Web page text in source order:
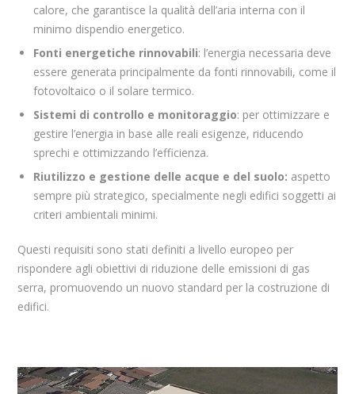
calore, che garantisce la qualità dell’aria interna con il
minimo dispendio energetico.
Fonti energetiche rinnovabili: l’energia necessaria deve
essere generata principalmente da fonti rinnovabili, come il
fotovoltaico o il solare termico.
Sistemi di controllo e monitoraggio: per ottimizzare e
gestire l’energia in base alle reali esigenze, riducendo
sprechi e ottimizzando l’efficienza.
Riutilizzo e gestione delle acque e del suolo: aspetto
sempre più strategico, specialmente negli edifici soggetti ai
criteri ambientali minimi.
Questi requisiti sono stati definiti a livello europeo per
rispondere agli obiettivi di riduzione delle emissioni di gas
serra, promuovendo un nuovo standard per la costruzione di
edifici.